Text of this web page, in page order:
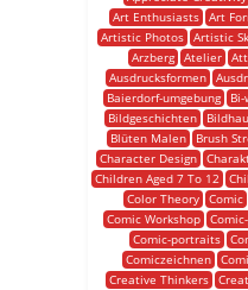
Art Enthusiasts
Art
Artistic Photos Artistic
Arzberg
Atelier
Ausdrucksformen
Baierdorf-umgebung
Bildgeschichten
Blüten Malen
Brush
Character Design
Children Aged 7 To 12
Color Theory Comic
Comic Workshop
Comic-portraits
Comiczeichnen
Creative Thinkers